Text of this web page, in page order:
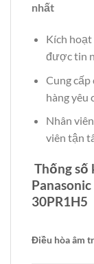
nhất
Kích hoạt
được tin
Cung cấp
hàng yêu
Nhân
viên tận
Thống số
30PR1H5
Điều hòa âm